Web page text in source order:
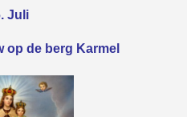
Juli
op de berg Karmel